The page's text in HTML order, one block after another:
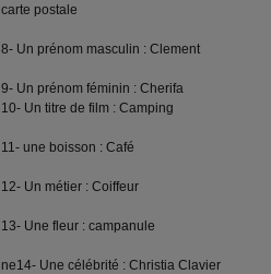
carte postale
8- Un prénom masculin : Clement
9- Un prénom féminin : Cherifa
10- Un titre de film : Camping
11- une boisson : Café
12- Un métier : Coiffeur
13- Une fleur : campanule
ne14- Une célébrité : Christia Clavier